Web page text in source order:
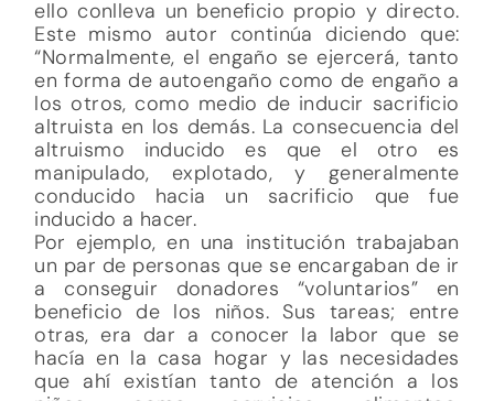
ello conlleva un beneficio propio y directo.
Este mismo autor continúa diciendo que:
“Normalmente, el engaño se ejercerá, tanto
en forma de autoengaño como de engaño a
los otros, como medio de inducir sacrificio
altruista en los demás. La consecuencia del
altruismo inducido es que el otro es
manipulado, explotado, y generalmente
conducido hacia un sacrificio que fue
inducido a hacer.
Por ejemplo, en una institución trabajaban
un par de personas que se encargaban de ir
a conseguir donadores “voluntarios” en
beneficio de los niños. Sus tareas; entre
otras, era dar a conocer la labor que se
hacía en la casa hogar y las necesidades
que ahí existían tanto de atención a los